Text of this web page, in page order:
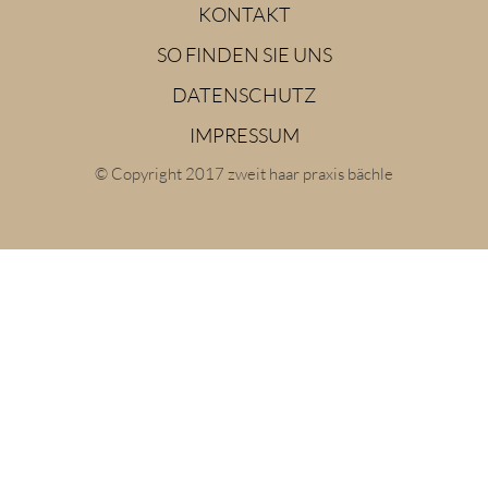
KONTAKT
SO FINDEN SIE UNS
DATENSCHUTZ
IMPRESSUM
© Copyright 2017 zweit haar praxis bächle